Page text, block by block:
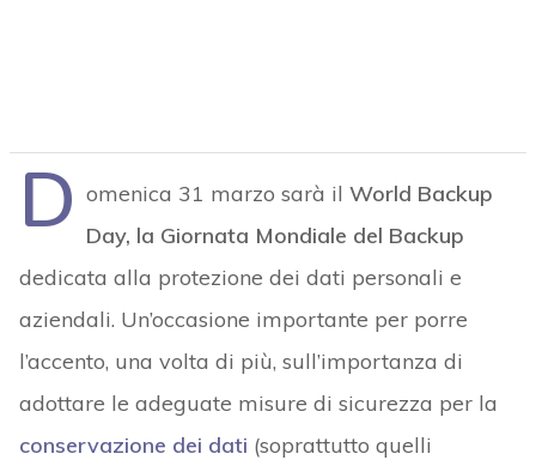
D omenica 31 marzo sarà il World Backup
Day, la Giornata Mondiale del Backup
dedicata alla protezione dei dati personali e
aziendali. Un’occasione importante per porre
l’accento, una volta di più, sull’importanza di
adottare le adeguate misure di sicurezza per la
conservazione dei dati (soprattutto quelli